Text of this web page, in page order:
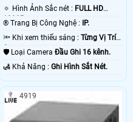
🔅 Hình Ảnh Sắc nét : FULL HD
1080P .
®️ Trang Bị Công Nghệ : IP.
🔦 Khi xem thiếu sáng :Từng Vị Trí
Camera .
🛡 Loại CameraĐầu Ghi 16 kênh.
️🛃 Khả Năng :Ghi Hình Sắt Nét.
4919